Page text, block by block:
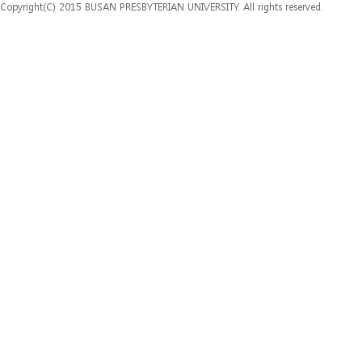
Copyright(C) 2015 BUSAN PRESBYTERIAN UNIVERSITY. All rights reserved.